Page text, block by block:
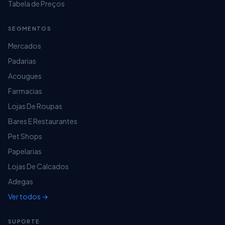
Tabela de Preços
SEGMENTOS
Mercados
Padarias
Acougues
Farmacias
Lojas De Roupas
Bares E Restaurantes
Pet Shops
Papelarias
Lojas De Calcados
Adegas
Ver todos →
SUPORTE